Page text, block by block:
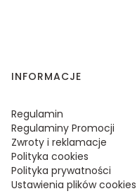
Linki w stopce
INFORMACJE
Regulamin
Regulaminy Promocji
Zwroty i reklamacje
Polityka cookies
Polityka prywatności
Ustawienia plików cookies